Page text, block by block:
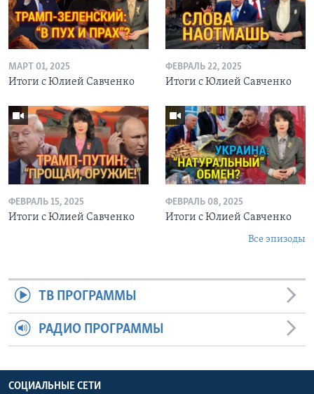
МАРТ 01, 2025
Итоги с Юлией Савченко
ФЕВРАЛЬ 22, 2025
Итоги с Юлией Савченко
ФЕВРАЛЬ 15, 2025
Итоги с Юлией Савченко
ФЕВРАЛЬ 08, 2025
Итоги с Юлией Савченко
Все эпизоды
ТВ ПРОГРАММЫ
РАДИО ПРОГРАММЫ
СОЦИАЛЬНЫЕ СЕТИ